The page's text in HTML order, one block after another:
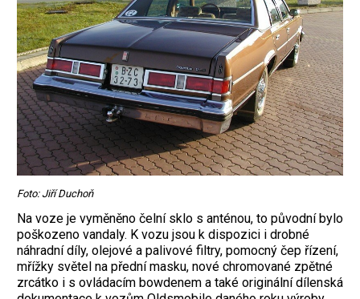
Foto: Jiří Duchoň
Na voze je vyměněno čelní sklo s anténou, to původní bylo
poškozeno vandaly. K vozu jsou k dispozici i drobné
náhradní díly, olejové a palivové filtry, pomocný čep řízení,
mřížky světel na přední masku, nové chromované zpětné
zrcátko i s ovládacím bowdenem a také originální dílenská